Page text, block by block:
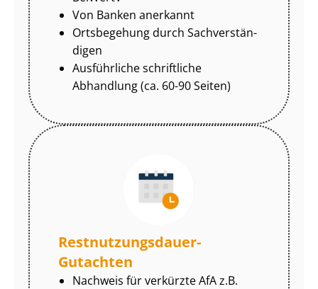
Von Banken anerkannt
Ortsbegehung durch Sach­ver­stän­
di­gen
Ausführliche schriftliche
Abhandlung (ca. 60-90 Seiten)
Rest­nut­zungs­dau­er-
Gutachten
Nachweis für verkürzte AfA z.B.